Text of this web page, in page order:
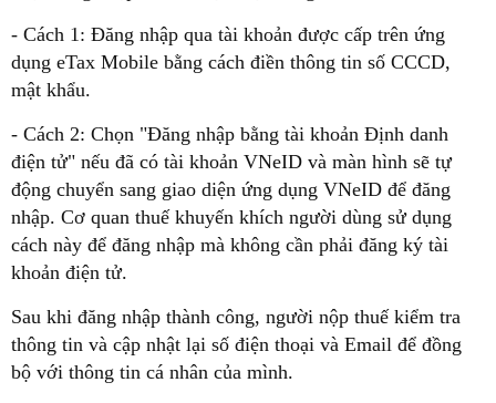
- Cách 1: Đăng nhập qua tài khoản được cấp trên ứng
dụng eTax Mobile bằng cách điền thông tin số CCCD,
mật khẩu.
- Cách 2: Chọn "Đăng nhập bằng tài khoản Định danh
điện tử" nếu đã có tài khoản VNeID và màn hình sẽ tự
động chuyển sang giao diện ứng dụng VNeID để đăng
nhập. Cơ quan thuế khuyến khích người dùng sử dụng
cách này để đăng nhập mà không cần phải đăng ký tài
khoản điện tử.
Sau khi đăng nhập thành công, người nộp thuế kiểm tra
thông tin và cập nhật lại số điện thoại và Email để đồng
bộ với thông tin cá nhân của mình.